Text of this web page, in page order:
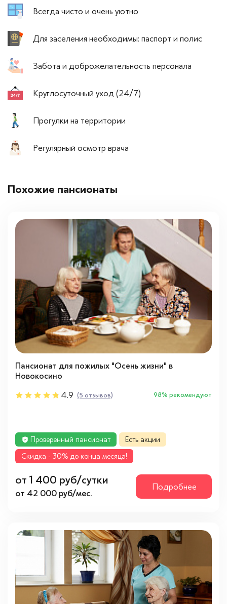
Всегда чисто и очень уютно
Для заселения необходимы: паспорт и полис
Забота и доброжелательность персонала
Круглосуточный уход (24/7)
Прогулки на территории
Регулярный осмотр врача
Похожие пансионаты
Пансионат для пожилых "Осень жизни" в
Новокосино
4.9 (5 отзывов) 98% рекомендуют
Проверенный пансионат
Есть акции
Cкидка - 30% до конца месяца!
от 1 400 руб/сутки
от 42 000 руб/мес.
Подробнее